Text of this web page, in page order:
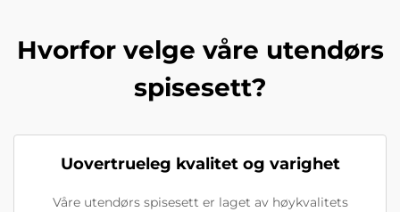
Hvorfor velge våre utendørs
spisesett?
Uovertrueleg kvalitet og varighet
Våre utendørs spisesett er laget av høykvalitets